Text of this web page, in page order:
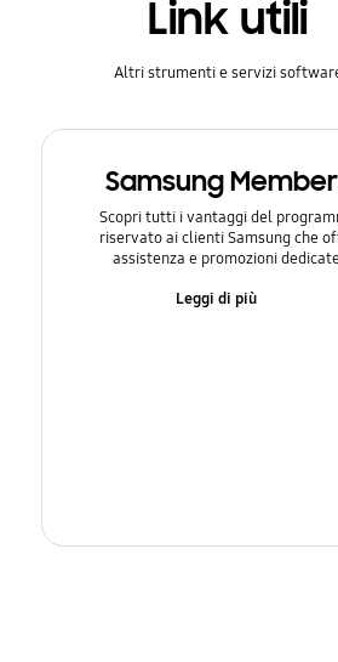
Link utili
Altri strumenti e servizi
Samsung
Scopri tutti i vantaggi del
riservato ai clienti Samsung che
assistenza e promozioni
Leggi di più